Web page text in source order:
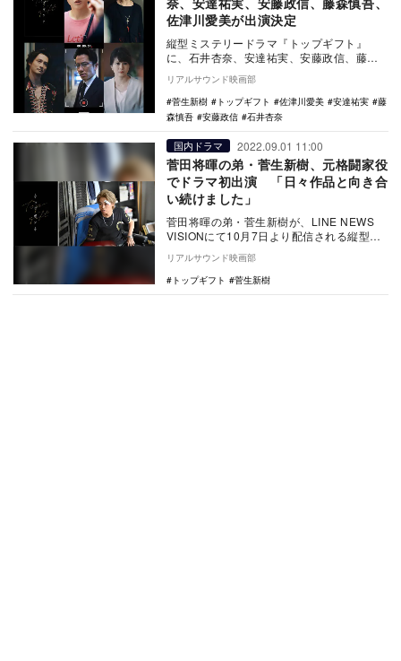
佐津川愛美が出演決定
縦型ミステリードラマ『トップギフト』
に、石井杏奈、安達祐実、安藤政信、藤森
慎吾、佐津川愛美が出演することが決定し
た。 本作は…
リアルサウンド映画部
菅生新樹
トップギフト 佐津川愛美 安達祐実
藤
森慎吾
安藤政信 石井杏奈
国内ドラマ 2022.09.01 11:00
菅田将暉の弟・菅生新樹、元格闘家役
でドラマ初出演 「日々作品と向き合
い続けました」
菅田将暉の弟・菅生新樹が、LINE NEWS
VISIONにて10月7日より配信される縦型ミ
ステリードラマ『トップギフト』でドラ…
リアルサウンド映画部
トップギフト
菅生新樹